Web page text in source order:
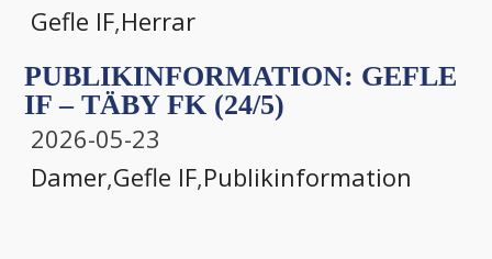
Gefle IF,Herrar
PUBLIKINFORMATION: GEFLE
IF – TÄBY FK (24/5)
2026-05-23
Damer,Gefle IF,Publikinformation